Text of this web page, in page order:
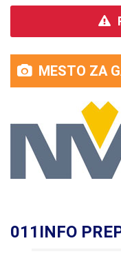
MESTO ZA
011INFO